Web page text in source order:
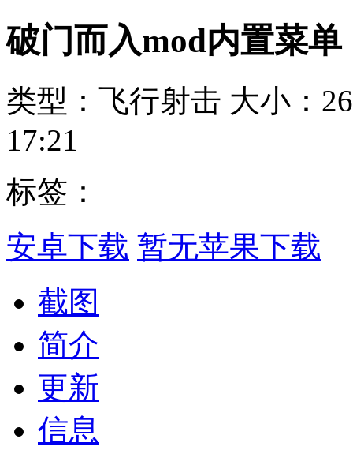
破门而入mod内置菜单
类型：飞行射击 大小：
17:21
标签：
安卓下载 暂无苹果下载
截图
简介
更新
信息